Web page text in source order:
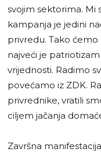
svojim sektorima. Mi
kampanja je jedini
privredu. Tako
najveći je
vrijednosti. Radimo
povećamo iz ZDK.
privrednike, vratili
ciljem jačanja
Završna